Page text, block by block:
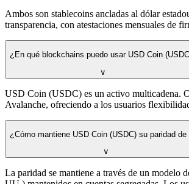
Ambos son stablecoins ancladas al dólar
transparencia, con atestaciones mensuales de
¿En qué blockchains puedo usar USD Coin
∨
USD Coin (USDC) es un activo multicadena.
Avalanche, ofreciendo a los usuarios
¿Cómo mantiene USD Coin (USDC) su paridad de
∨
La paridad se mantiene a través de un modelo